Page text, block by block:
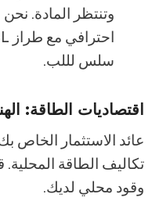
وتنتظر المادة.
سلس لللب.
اقتصاديات الطاقة:
عائد الاستثمار الخاص
تكاليف الطاقة
وقود محلي لديك.